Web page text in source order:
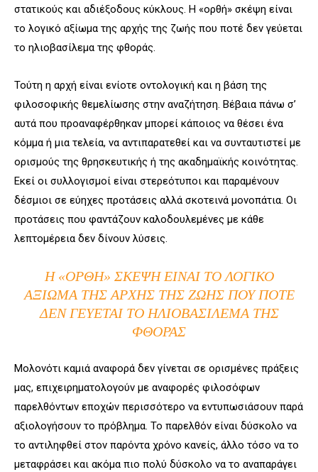
στατικούς και αδιέξοδους κύκλους. Η «ορθή» σκέψη είναι
το λογικό αξίωμα της αρχής της ζωής που ποτέ δεν γεύεται
το ηλιοβασίλεμα της φθοράς.
Τούτη η αρχή είναι ενίοτε οντολογική και η βάση της
φιλοσοφικής θεμελίωσης στην αναζήτηση. Βέβαια πάνω σ’
αυτά που προαναφέρθηκαν μπορεί κάποιος να θέσει ένα
κόμμα ή μια τελεία, να αντιπαρατεθεί και να συνταυτιστεί με
ορισμούς της θρησκευτικής ή της ακαδημαϊκής κοινότητας.
Εκεί οι συλλογισμοί είναι στερεότυποι και παραμένουν
δέσμιοι σε εύηχες προτάσεις αλλά σκοτεινά μονοπάτια. Οι
προτάσεις που φαντάζουν καλοδουλεμένες με κάθε
λεπτομέρεια δεν δίνουν λύσεις.
Η «ΟΡΘΉ» ΣΚΈΨΗ ΕΊΝΑΙ ΤΟ ΛΟΓΙΚΌ
ΑΞΊΩΜΑ ΤΗΣ ΑΡΧHΣ ΤΗΣ ΖΩΉΣ ΠΟΥ ΠΟΤΈ
ΔΕΝ ΓΕΎΕΤΑΙ ΤΟ ΗΛΙΟΒΑΣΊΛΕΜΑ ΤΗΣ
ΦΘΟΡΆΣ
Μολονότι καμιά αναφορά δεν γίνεται σε ορισμένες πράξεις
μας, επιχειρηματολογούν με αναφορές φιλοσόφων
παρελθόντων εποχών περισσότερο να εντυπωσιάσουν παρά
αξιολογήσουν το πρόβλημα. Το παρελθόν είναι δύσκολο να
το αντιληφθεί στον παρόντα χρόνο κανείς, άλλο τόσο να το
μεταφράσει και ακόμα πιο πολύ δύσκολο να το αναπαράγει